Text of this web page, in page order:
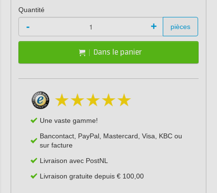
Quantité
- + pièces
Dans le panier
Une vaste gamme!
Bancontact, PayPal, Mastercard, Visa, KBC ou
sur facture
Livraison avec PostNL
Livraison gratuite depuis € 100,00